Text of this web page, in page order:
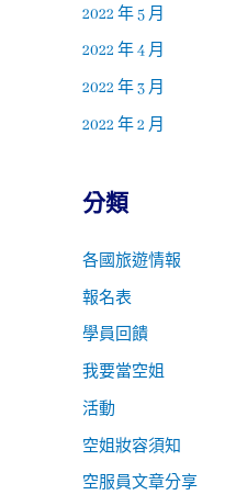
2022 年 5 月
2022 年 4 月
2022 年 3 月
2022 年 2 月
分類
各國旅遊情報
報名表
學員回饋
我要當空姐
活動
空姐妝容須知
空服員文章分享